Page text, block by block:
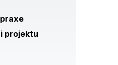
projektu